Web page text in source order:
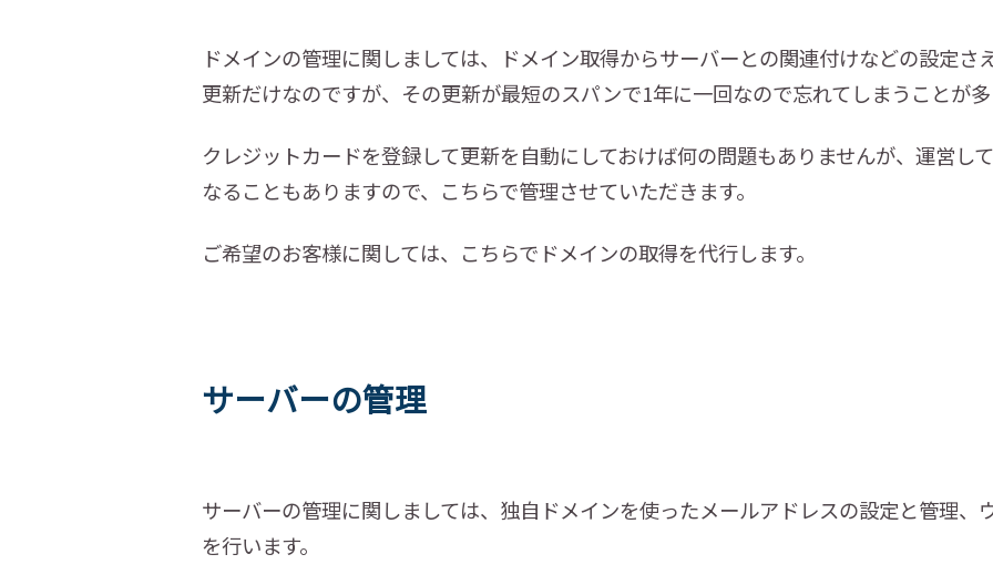
ドメインの管理に関しましては、ドメイン取得からサーバーとの関連付けなどの設定さ
更新だけなのですが、その更新が最短のスパンで1年に一回なので忘れてしまうことが多
クレジットカードを登録して更新を自動にしておけば何の問題もありませんが、運営し
なることもありますので、こちらで管理させていただきます。
ご希望のお客様に関しては、こちらでドメインの取得を代行します。
サーバーの管理
サーバーの管理に関しましては、独自ドメインを使ったメールアドレスの設定と管理、
を行います。